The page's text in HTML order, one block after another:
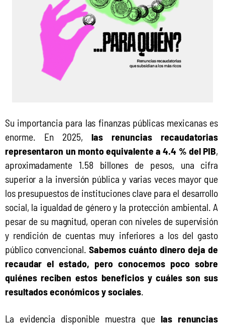
Su importancia para las finanzas públicas mexicanas es
enorme. En 2025, las renuncias recaudatorias
representaron un monto equivalente a 4.4 % del PIB,
aproximadamente 1.58 billones de pesos, una cifra
superior a la inversión pública y varias veces mayor que
los presupuestos de instituciones clave para el desarrollo
social, la igualdad de género y la protección ambiental. A
pesar de su magnitud, operan con niveles de supervisión
y rendición de cuentas muy inferiores a los del gasto
público convencional. Sabemos cuánto dinero deja de
recaudar el estado, pero conocemos poco sobre
quiénes reciben estos beneficios y cuáles son sus
resultados económicos y sociales.
La evidencia disponible muestra que las renuncias